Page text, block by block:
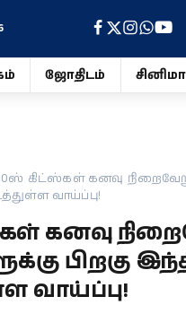
ஜோதிடம் சினிமா
கிட்ஸ்கள் கனவு
வாய்ப்பு!
கனவு
பிறகு
வாய்ப்பு!